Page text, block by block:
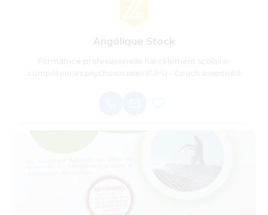
Angélique Stock
Formatrice professionnelle harcèlement scolaire-
compétences psychosociales (CPS) - Coach assertivité